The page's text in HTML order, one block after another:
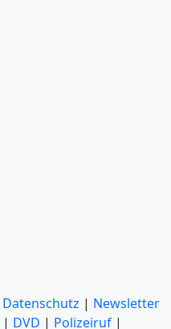
Datenschutz | Newsletter
| DVD | Polizeiruf |